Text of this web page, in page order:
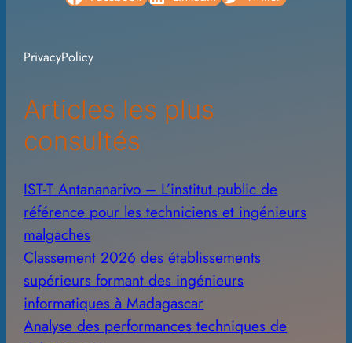
v
s
PrivacyPolicy
Articles les plus
consultés
IST-T Antananarivo – L’institut public de
référence pour les techniciens et ingénieurs
malgaches
Classement 2026 des établissements
supérieurs formant des ingénieurs
informatiques à Madagascar
Analyse des performances techniques de